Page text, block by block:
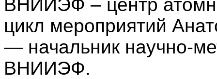
ВНИИЭФ – центр
цикл мероприятий
— начальник научно-
ВНИИЭФ.